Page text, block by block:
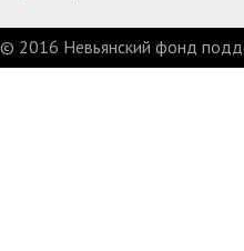
© 2016 Невьянский фонд